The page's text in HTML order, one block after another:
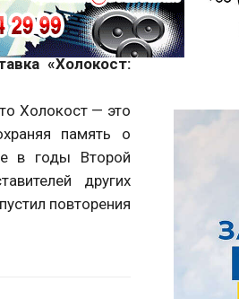
этой скорбной
«Холокост:
Холокост — это
память о
в годы Второй
других
повторения